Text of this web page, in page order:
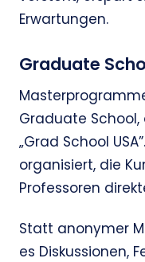
Erwartungen.
Graduate
Graduate
„Grad School
organisiert, die
Professoren
Statt anonymer
es Diskussionen,